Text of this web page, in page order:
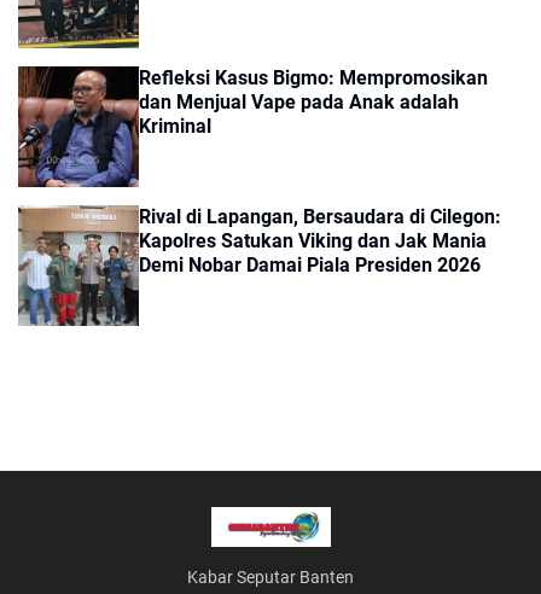
Refleksi Kasus Bigmo: Mempromosikan
dan Menjual Vape pada Anak adalah
Kriminal
Rival di Lapangan, Bersaudara di Cilegon:
Kapolres Satukan Viking dan Jak Mania
Demi Nobar Damai Piala Presiden 2026
Kabar Seputar Banten